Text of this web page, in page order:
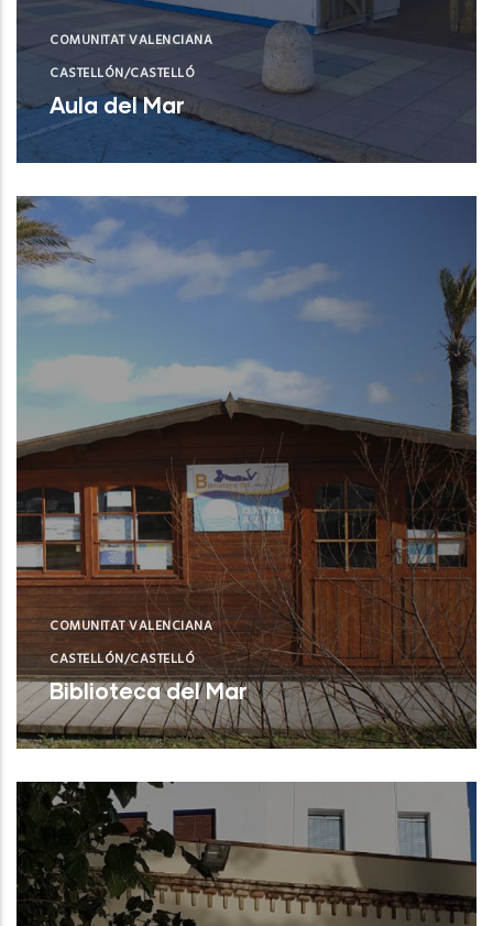
COMUNITAT VALENCIANA
CASTELLÓN/CASTELLÓ
Aula del Mar
Xilxes (Castelló/Castellón)
COMUNITAT VALENCIANA
CASTELLÓN/CASTELLÓ
Biblioteca del Mar
Castellón (Castelló/Castellón)